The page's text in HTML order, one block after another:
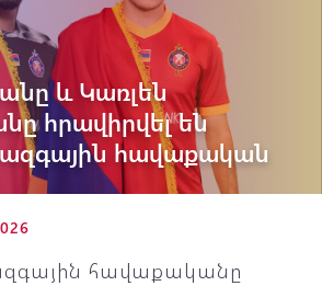
և Կառլեն
հրավիրվել են
հավաքական
հավաքականը